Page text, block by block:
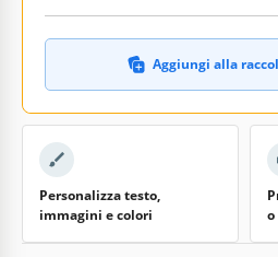
Aggiungi alla
Personalizza testo,
immagini e colori